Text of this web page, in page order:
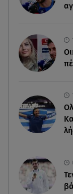
υπήρχε
09.08.26 , 18:57
09.08.26 , 17:50
Χρηστίδου
επόμενη ζωή
Σαρακήνικο:
ελικόπτερο